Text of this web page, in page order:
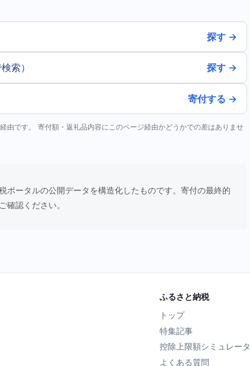
探す →
索） 探す →
寄付する →
由です。 寄付額・返礼品内容にこのページ経由かどうかでの差はありませ
ポータルの公開データを構造化したものです。寄付の最終的
確認ください。
ふるさと納税
トップ
特集記事
控除上限額シミュレータ
よくある質問